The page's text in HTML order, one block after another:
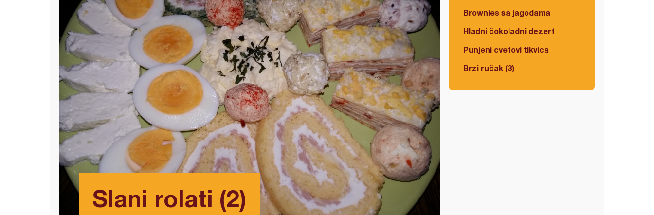
Slani rolati (2)
Brownies sa jagodama
Hladni čokoladni dezert
Punjeni cvetovi tikvica
Brzi ručak (3)